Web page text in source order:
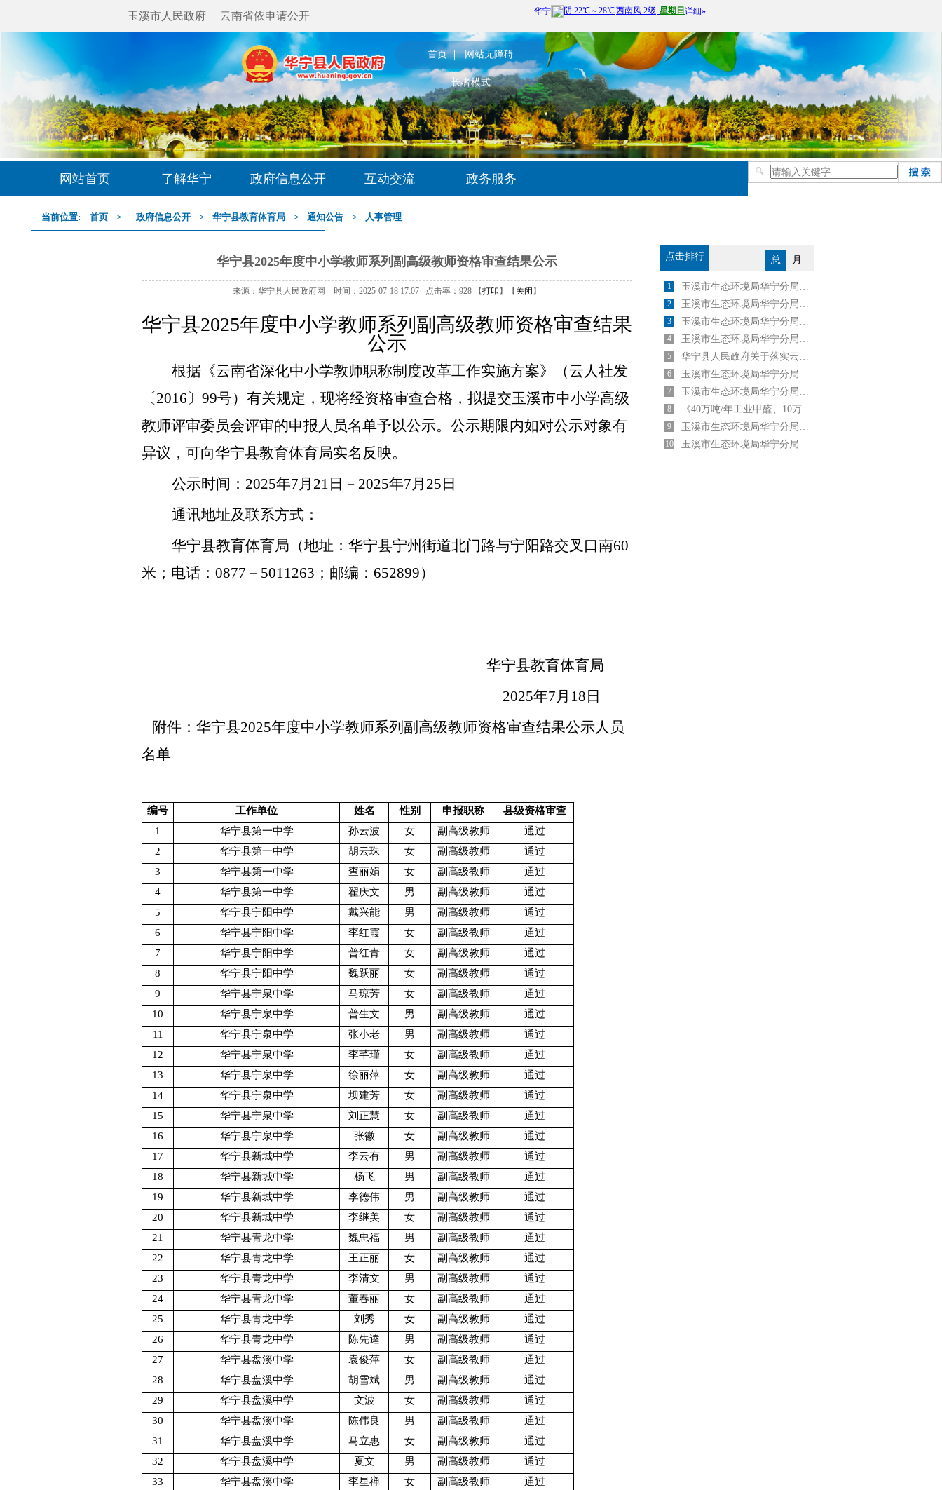
玉溪市人民政府 云南省依申请公开
首页 网站无障碍
长者模式
网站首页 了解华宁 政府信息公开 互动交流 政务服务
当前位置: 首页 > 政府信息公开 > 华宁县教育体育局 > 通知公告 > 人事管理
华宁县2025年度中小学教师系列副高级教师资格审查结果公示
来源：华宁县人民政府网 时间：2025-07-18 17:07 点击率： 928 【打印 】【 关闭 】
华宁县2025年度中小学教师系列副高级教师资格审查结果
公示
根据《云南省深化中小学教师职称制度改革工作实施方案》（云人社发
〔2016〕 99号）有关规定，现将经资格审查合格，拟提交玉溪市中小学高级
教师评审委员会评审的申报人员名单予以公示。公示期限内如对公示对象有
异议，可向华宁县教育体育局实名反映。
公示时间： 2025年7月 21 日－ 2025年7月 25 日
通讯地址及联系方式：
华宁县教育体育局（地址：华宁县宁州街道北门路与宁阳路交叉口南60
米 ；电话： 0877 － 5011263 ；邮编： 652899）
华宁县教育体育局
2025年7月 18 日
附件：华宁县2025年度中小学教师系列副高级教师资格审查结果公示人员
名单
编号 工作单位 姓名 性别 申报职称
县级资格审查
1
华宁县第一中学 孙云波 女 副高级教师
通过
2
华宁县第一中学 胡云珠 女 副高级教师
通过
3
华宁县第一中学 查丽娟 女 副高级教师
通过
4
华宁县第一中学 翟庆文 男 副高级教师
通过
5
华宁县宁阳中学 戴兴能 男 副高级教师
通过
6
华宁县宁阳中学 李红霞 女 副高级教师
通过
7
华宁县宁阳中学 普红青 女 副高级教师
通过
8
华宁县宁阳中学 魏跃丽 女 副高级教师
通过
9
华宁县宁泉中学 马琼芳 女 副高级教师
通过
10
华宁县宁泉中学 普生文 男 副高级教师
通过
11
华宁县宁泉中学 张小老 男 副高级教师
通过
12
华宁县宁泉中学 李芊瑾 女 副高级教师
通过
13
华宁县宁泉中学 徐丽萍 女 副高级教师
通过
14
华宁县宁泉中学 坝建芳 女 副高级教师
通过
15
华宁县宁泉中学 刘正慧 女 副高级教师
通过
16
华宁县宁泉中学 张徽 女 副高级教师
通过
17
华宁县新城中学 李云有 男 副高级教师
通过
18
华宁县新城中学 杨飞 男 副高级教师
通过
19
华宁县新城中学 李德伟 男 副高级教师
通过
20
华宁县新城中学 李继美 女 副高级教师
通过
21
华宁县青龙中学 魏忠福 男 副高级教师
通过
22
华宁县青龙中学 王正丽 女 副高级教师
通过
23
华宁县青龙中学 李清文 男 副高级教师
通过
24
华宁县青龙中学 董春丽 女 副高级教师
通过
25
华宁县青龙中学 刘秀 女 副高级教师
通过
26
华宁县青龙中学 陈先逵 男 副高级教师
通过
27
华宁县盘溪中学 袁俊萍 女 副高级教师
通过
28
华宁县盘溪中学 胡雪斌 男 副高级教师
通过
29
华宁县盘溪中学 文波 女 副高级教师
通过
30
华宁县盘溪中学 陈伟良 男 副高级教师
通过
31
华宁县盘溪中学 马立惠 女 副高级教师
通过
32
华宁县盘溪中学 夏文 男 副高级教师
通过
33
华宁县盘溪中学 李星禅 女 副高级教师
通过
点击排行 总 月
1 玉溪市生态环境局华宁分局关于2024年4月25日建设项目环境影响评价文件 受理情况的公示
2 玉溪市生态环境局华宁分局关于2025年6月5日建设项目环境影响评价文件 受理情况的公示
3 玉溪市生态环境局华宁分局关于2024年7月4日建设项目环境影响评价文件 受理情况的公示
4 玉溪市生态环境局华宁分局关于2025年6月23日建设项目环境影响评价文件 受理情况的公示
5 华宁县人民政府关于落实云南盛佳新材料有限责任公司40万吨/年工业甲醛、10万吨/年 脲醛胶及胶粉生产项目主要污染物 区域削减总量指标的承诺
6 玉溪市生态环境局华宁分局关于2024年8月30日建设项目环境影响评价文件 受理情况的公示
7 玉溪市生态环境局华宁分局关于2024年9月03日建设项目环境影响评价文件 受理情况的公示
8 《40万吨/年工业甲醛、10万吨/年脲醛胶及胶粉生产项目污染物区域削减方案》公示
9 玉溪市生态环境局华宁分局关于2024年3月21日建设项目环境影响评价文件受理情况的公示
10 玉溪市生态环境局华宁分局关于2024年2月5日建设项目环境影响评价文件受理情况的公示